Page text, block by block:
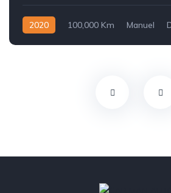
2020 100,000 Km Manuel